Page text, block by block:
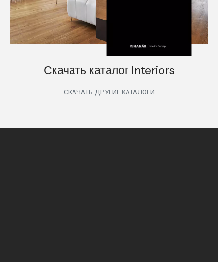
Скачать каталог Interiors
СКАЧАТЬ ДРУГИЕ КАТАЛОГИ